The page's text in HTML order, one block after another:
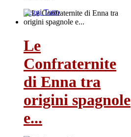
Leggi Tutto
Le
Confraternite
di Enna tra
origini spagnole
e...